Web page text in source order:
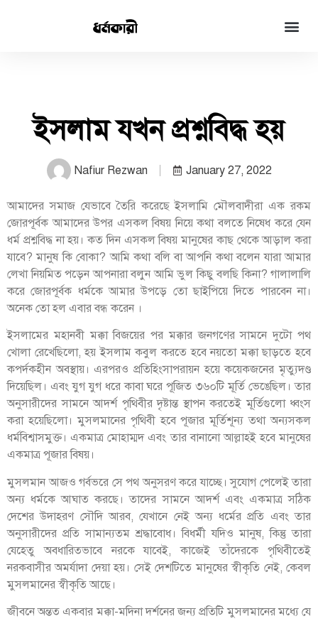
ইসলাম যখন প্রশ্নবিদ্ধ হয়
Nafiur Rezwan January 27, 2022
আমাদের সমাজ যেভাবে তৈরি করেছে ইসলামি মৌলবাদীরা এক রকম
জোরপূর্বক আমাদের উপর এসকল বিষয় নিয়ে কথা বলতে নিষেধ করে যেন
ধর্ম প্রশ্নবিদ্ধ না হয়। কত দিন এসকল বিষয় মানুষের কাছ থেকে আড়াল করা
যাবে? মানুষ কি বোকা? আমি কথা বলি বা আপনি কথা বলেন যারা আমার
লেখা নিয়মিত পড়েন আপনারা বলুন আমি ভুল কিছু বলছি কিনা? গালালালি
করে জোরপূর্বক ধর্মকে আমার উপড়ে তো ছাইপিয়ে দিতে পারবেন না।
অনেক তো হল এবার বন্ধ করেন ।
ইসলামের মহানবী মক্কা বিজয়ের পর মক্কার জনগণের সামনে দুটো পথ
খোলা রেখেছিলো, হয় ইসলাম কবুল করতে হবে নয়তো মক্কা ছাড়তে হবে
কপর্দকহীন অবস্থায়। এরপরও প্রতিহিংসাপরায়ন হয়ে কয়েকজনের মৃত্যুদণ্ড
দিয়েছিল। এবং যুগ যুগ ধরে কাবা ঘরে পূজিত ৩৬০টি মূর্তি ভেঙেছিল। তার
অনুসারীদের সামনে আদর্শ পৃথিবীর দৃষ্টান্ত স্থাপন করতেই মূর্তিগুলো ধ্বংস
করা হয়েছিলো। মুসলমানের পৃথিবী হবে পূজার মূর্তিশূন্য তথা অন্যসকল
ধর্মবিশ্বাসমুক্ত। একমাত্র মোহাম্মদ এবং তার বানানো আল্লাহই হবে মানুষের
একমাত্র পূজার বিষয়।
মুসলমান আজও গর্বভরে সে পথ অনুসরণ করে যাচ্ছে। সুযোগ পেলেই তারা
অন্য ধর্মকে আঘাত করছে। তাদের সামনে আদর্শ এবং একমাত্র সঠিক
দেশের উদাহরণ সৌদি আরব, যেখানে নেই অন্য ধর্মের প্রতি এবং তার
অনুসারীদের প্রতি সামান্যতম শ্রদ্ধাবোধ। বিধর্মী যদিও মানুষ, কিন্তু তারা
যেহেতু অবধারিতভাবে নরকে যাবেই, কাজেই তাঁদেরকে পৃথিবীতেই
নরকবাসীর অমর্যাদা দেয়া হয়। সেই দেশটিতে মানুষের স্বীকৃতি নেই, কেবল
মুসলমানের স্বীকৃতি আছে।
জীবনে অন্তত একবার মক্কা-মদিনা দর্শনের জন্য প্রতিটি মুসলমানের মধ্যে যে